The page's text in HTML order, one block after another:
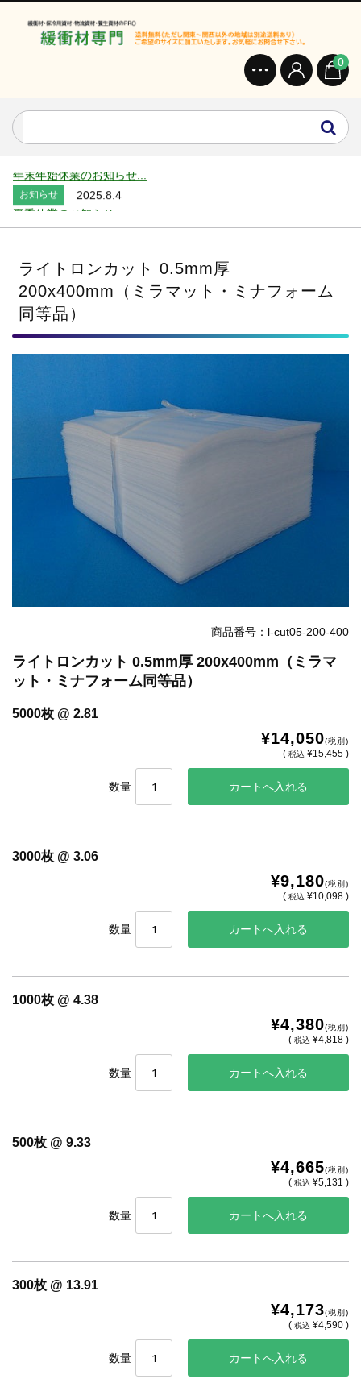
0
2026年 夏季休業のお知らせ...
お知らせ
2025.12.11
お知らせ
2025.8.4
夏季休業のお知らせ...
お知らせ
2024.2.27
オンラインショップを開設いたしました。...
お知らせ
2026.7.24
2026年 夏季休業のお知らせ...
お知らせ
2025.12.11
年末年始休業のお知らせ...
2024.2.27
全国へ確実・迅速に納品...
2024.2.27
オンラインショップを開設いたしました。...
ライトロンカット 0.5mm厚
200x400mm（ミラマット・ミナフォーム
同等品）
商品番号：l-cut05-200-400
ライトロンカット 0.5mm厚 200x400mm（ミラマ
ット・ミナフォーム同等品）
5000枚 @ 2.81
¥14,050(税別)
(税込 ¥15,455 )
数量
3000枚 @ 3.06
¥9,180(税別)
(税込 ¥10,098 )
数量
1000枚 @ 4.38
¥4,380(税別)
(税込 ¥4,818 )
数量
500枚 @ 9.33
¥4,665(税別)
(税込 ¥5,131 )
数量
300枚 @ 13.91
¥4,173(税別)
(税込 ¥4,590 )
数量